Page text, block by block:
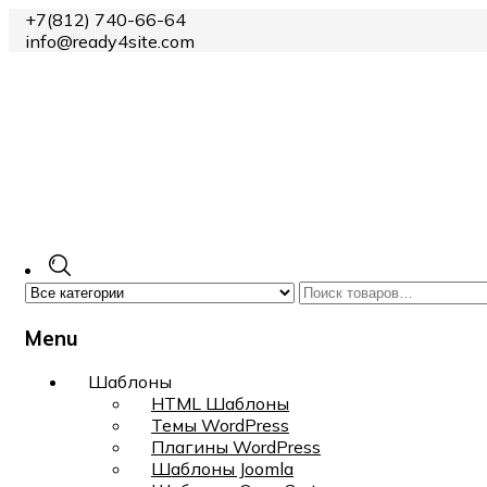
+7(812) 740-66-64
info@ready4site.com
Menu
Skip
Шаблоны
HTML Шаблоны
Темы WordPress
Плагины WordPress
Шаблоны Joomla